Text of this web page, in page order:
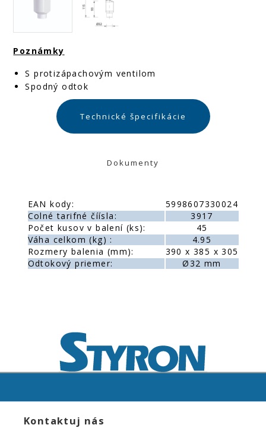
Poznámky
S protizápachovým ventilom
Spodný odtok
Technické špecifikácie
Dokumenty
EAN kody:
5998607330024
Colné tarifné číísla:
3917
Počet kusov v balení (ks):
45
Váha celkom (kg) :
4.95
Rozmery balenia (mm):
390 x 385 x 305
Odtokový priemer:
Ø32 mm
Kontaktuj nás